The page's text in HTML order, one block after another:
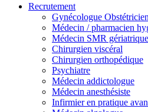
Recrutement
Gynécologue Obstétricien
Médecin / pharmacien
Médecin SMR gériatrique
Chirurgien viscéral
Chirurgien orthopédique
Psychiatre
Médecin addictologue
Médecin anesthésiste
Infirmier en pratique